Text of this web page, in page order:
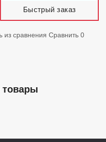
Быстрый заказ
из сравнения Сравнить 0